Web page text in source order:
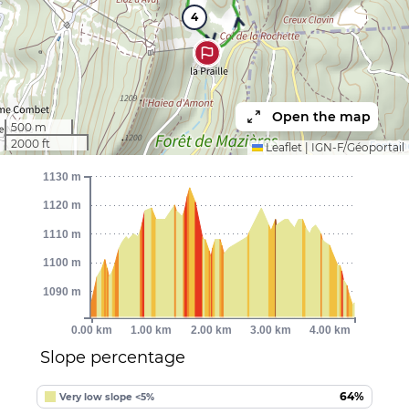
4
500 m
2000 ft
Open the map
Leaflet IGN-F/Géoportail
Slope percentage
Very low slope <5% 64%
0.00 km 1.00 km 2.00 km 3.00 km 4.00 km
1090 m
1100 m
1110 m
1120 m
1130 m